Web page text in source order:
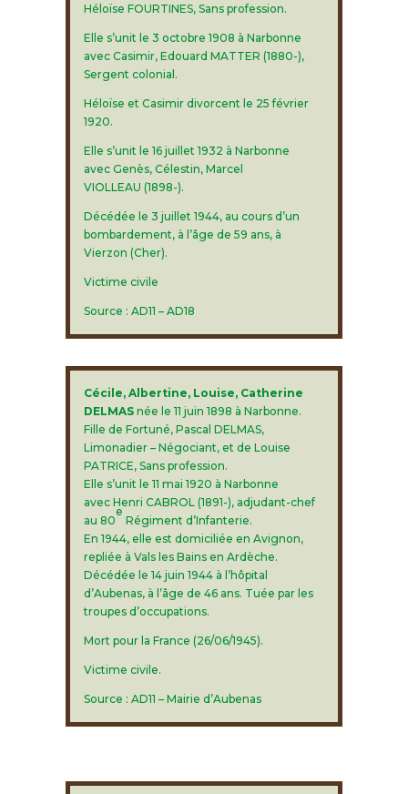
Héloïse FOURTINES, Sans profession.
Elle s’unit le 3 octobre 1908 à Narbonne
avec Casimir, Edouard MATTER (1880-),
Sergent colonial.
Héloïse et Casimir divorcent le 25 février
1920.
Elle s’unit le 16 juillet 1932 à Narbonne
avec Genès, Célestin, Marcel
VIOLLEAU (1898-).
Décédée le 3 juillet 1944, au cours d’un
bombardement, à l’âge de 59 ans, à
Vierzon (Cher).
Victime civile
Source : AD11 – AD18
Cécile, Albertine, Louise, Catherine
DELMASnée le 11 juin 1898 à Narbonne.
Fille de Fortuné, Pascal DELMAS,
Limonadier – Négociant, et de Louise
PATRICE, Sans profession.
Elle s’unit le 11 mai 1920 à Narbonne
avec Henri CABROL (1891-), adjudant-chef
au 80
e
Régiment d’Infanterie.
En 1944, elle est domiciliée en Avignon,
repliée à Vals les Bains en Ardèche.
Décédée le 14 juin 1944 à l’hôpital
d’Aubenas, à l’âge de 46 ans. Tuée par les
troupes d’occupations.
Mort pour la France (26/06/1945).
Victime civile.
Source : AD11 – Mairie d’Aubenas